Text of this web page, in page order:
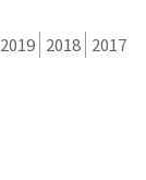
2019 2018 2017